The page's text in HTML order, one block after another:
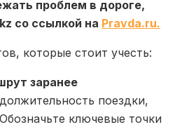
проблем в дороге,
со ссылкой на Рravda.ru.
которые стоит учесть:
заранее
поездки,
ключевые точки